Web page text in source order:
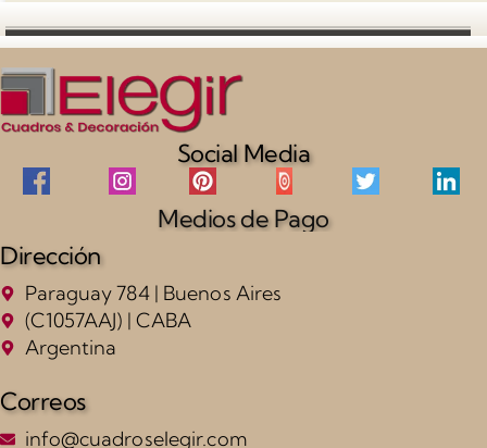
Social Media
Medios de Pago
Dirección
Paraguay 784 | Buenos Aires
(C1057AAJ) | CABA
Argentina
Correos
info@cuadroselegir.com